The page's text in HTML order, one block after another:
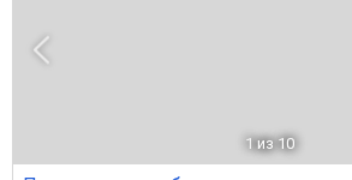
1 из 10